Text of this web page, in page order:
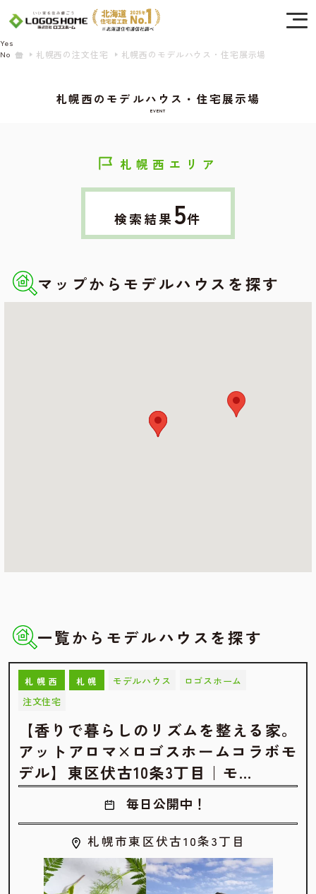
札幌西の注文住宅 札幌西のモデルハウス・住宅展示場
札幌西のモデルハウス・住宅展示場
EVENT
札幌西エリア
検索結果5件
マップからモデルハウスを探す
一覧からモデルハウスを探す
札幌西 札幌 モデルハウス
ロゴスホーム
注文住宅
【香りで暮らしのリズムを整える家。
アットアロマ×ロゴスホームコラボモ
デル】東区伏古10条3丁目｜モ…
毎日公開中！
札幌市東区伏古10条3丁目
Cookie を使用して、お客様の活動を追跡してもよろしいですか? 当社ではお客様の
プライバシーを極めて重視しています。詳細について、およびご質問がある場合
は、当社のプライバシーポリシーをご覧ください。
Yes
No